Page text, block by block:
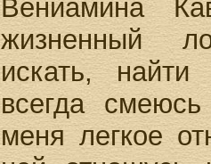
Вениамина
жизненный
искать,
всегда
меня легкое